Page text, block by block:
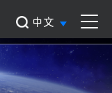
中文